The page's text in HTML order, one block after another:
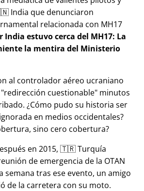
India que denunciaron
relacionada con MH17
India estuvo cerca del MH17: La
la mentira del Ministerio
al controlador aéreo ucraniano
redirección cuestionable minutos
¿Cómo pudo su historia ser
en medios occidentales?
sino cero cobertura?
en 2015, 🇹🇷 Turquía
de emergencia de la OTAN
semana tras ese evento, un amigo
de la carretera con su moto.